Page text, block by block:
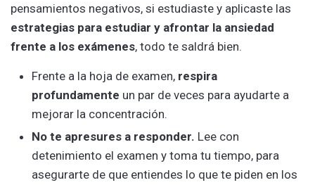
pensamientos negativos, si estudiaste y aplicaste las
estrategias para estudiar y afrontar la ansiedad
frente a los exámenes, todo te saldrá bien.
Frente a la hoja de examen, respira
profundamente un par de veces para ayudarte a
mejorar la concentración.
No te apresures a responder. Lee con
detenimiento el examen y toma tu tiempo, para
asegurarte de que entiendes lo que te piden en los